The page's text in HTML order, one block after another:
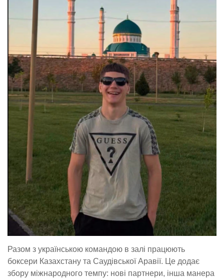
Разом з українською командою в залі працюють
боксери Казахстану та Саудівської Аравії. Це додає
збору міжнародного темпу: нові партнери, інша манера